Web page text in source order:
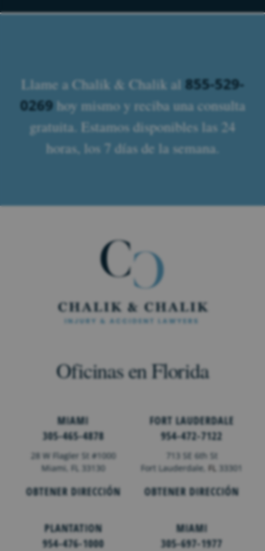
Llame a Chalik & Chalik al 855-529-
0269hoy mismo y reciba una consulta
gratuita. Estamos disponibles las 24
horas, los 7 días de la semana.
Oficinas en Florida
MIAMI
305-465-4878
28 W Flagler St #1000
Miami, FL 33130
OBTENER DIRECCIÓN
FORT LAUDERDALE
954-472-7122
713 SE 6th St
Fort Lauderdale, FL 33301
OBTENER DIRECCIÓN
PLANTATION
954-476-1000
MIAMI
305-697-1977